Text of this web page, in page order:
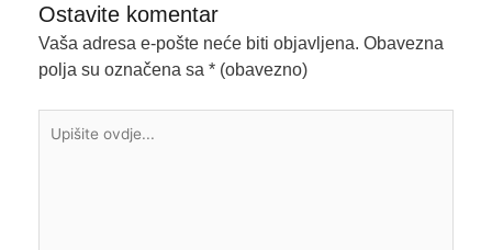
Ostavite komentar
Vaša adresa e-pošte neće biti objavljena. Obavezna
polja su označena sa * (obavezno)
ovdje...